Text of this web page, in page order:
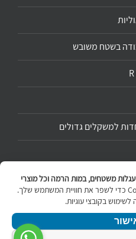
בשטח משובש
למשקלים גדולים
משטחים, במות הרמה וכל מוצרי
אנו משתמשים בקובצי Cookie כדי לשפר את חוויית המשתמש שלך.
בקובצי עוגיות.